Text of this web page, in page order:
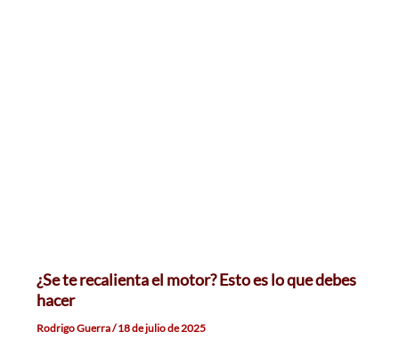
¿Se te recalienta el motor? Esto es lo que debes
hacer
Rodrigo Guerra/18 de julio de 2025